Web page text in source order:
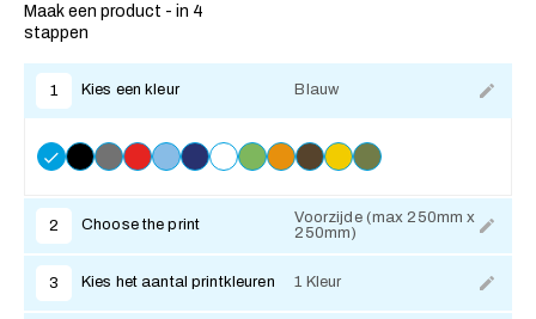
Maak een product - in 4
stappen
1 Kies een kleur Blauw
2 Choose the print
Voorzijde (max 250mm x
250mm)
3 Kies het aantal printkleuren 1 Kleur